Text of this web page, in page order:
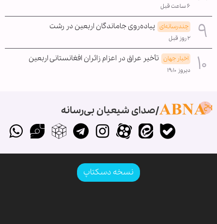
۶ ساعت قبل
چندرسانه‌ای پیاده‌روی جاماندگان اربعین در رشت
۲ روز قبل
اخبار جهان تأخیر عراق در اعزام زائران افغانستانی اربعین
دیروز ۱۹:۱۰
صدای شیعیان بی‌رسانه
نسخه دسکتاپ